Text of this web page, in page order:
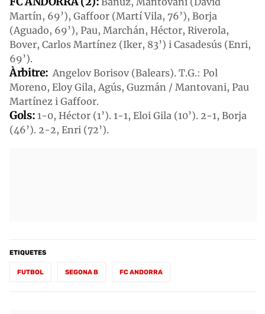
Martín, 69’), Gaffoor (Martí Vila, 76’), Borja
(Aguado, 69’), Pau, Marchán, Héctor, Riverola,
Bover, Carlos Martínez (Iker, 83’) i Casadesús (Enri,
69’).
Àrbitre:Angelov Borisov (Balears). T.G.: Pol
Moreno, Eloy Gila, Agús, Guzmán / Mantovani, Pau
Martínez i Gaffoor.
Gols: 1-0, Héctor (1’). 1-1, Eloi Gila (10’). 2-1, Borja
(46’). 2-2, Enri (72’).
ETIQUETES
FUTBOL SEGONA B FC ANDORRA